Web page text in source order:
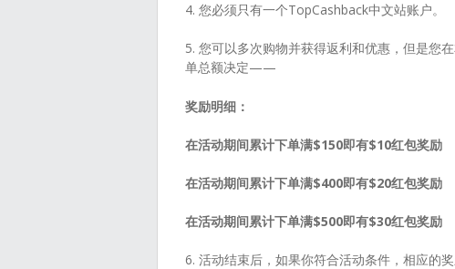
4. 您必须只有一个TopCashback中文站账户。
5. 您可以多次购物并获得返利和优惠，但是您
单总额决定——
奖励明细：
在活动期间累计下单满$150即有$10红包奖励
在活动期间累计下单满$400即有$20红包奖励
在活动期间累计下单满$500即有$30红包奖励
6. 活动结束后，如果你符合活动条件，相应的